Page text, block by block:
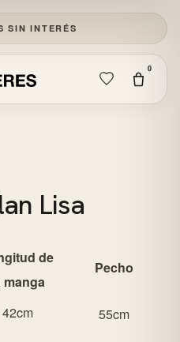
SIN INTERÉS
0
Lisa
de
manga
Pecho
42cm 55cm